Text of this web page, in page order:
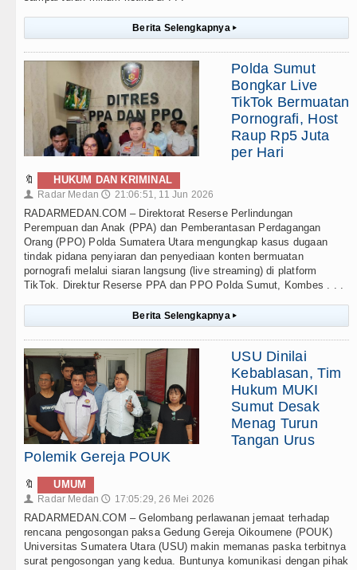
Berita Selengkapnya ▸
Polda Sumut
Bongkar Live
TikTok Bermuatan
Pornografi, Host
Raup Rp5 Juta
per Hari
🔖 HUKUM DAN KRIMINAL
👤 Radar Medan 🕔 21:06:51, 11 Jun 2026
RADARMEDAN.COM – Direktorat Reserse Perlindungan
Perempuan dan Anak (PPA) dan Pemberantasan Perdagangan
Orang (PPO) Polda Sumatera Utara mengungkap kasus dugaan
tindak pidana penyiaran dan penyediaan konten bermuatan
pornografi melalui siaran langsung (live streaming) di platform
TikTok. Direktur Reserse PPA dan PPO Polda Sumut, Kombes . . .
Berita Selengkapnya ▸
USU Dinilai
Kebablasan, Tim
Hukum MUKI
Sumut Desak
Menag Turun
Tangan Urus
Polemik Gereja POUK
🔖 UMUM
👤 Radar Medan 🕔 17:05:29, 26 Mei 2026
RADARMEDAN.COM – Gelombang perlawanan jemaat terhadap
rencana pengosongan paksa Gedung Gereja Oikoumene (POUK)
Universitas Sumatera Utara (USU) makin memanas paska terbitnya
surat pengosongan yang kedua. Buntunya komunikasi dengan pihak